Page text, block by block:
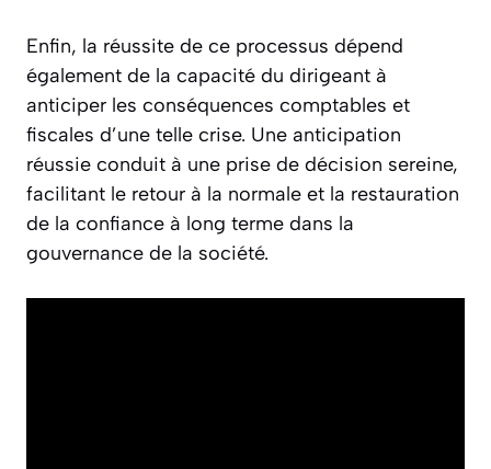
Enfin, la réussite de ce processus dépend
également de la capacité du dirigeant à
anticiper les conséquences comptables et
fiscales d’une telle crise. Une anticipation
réussie conduit à une prise de décision sereine,
facilitant le retour à la normale et la restauration
de la confiance à long terme dans la
gouvernance de la société.